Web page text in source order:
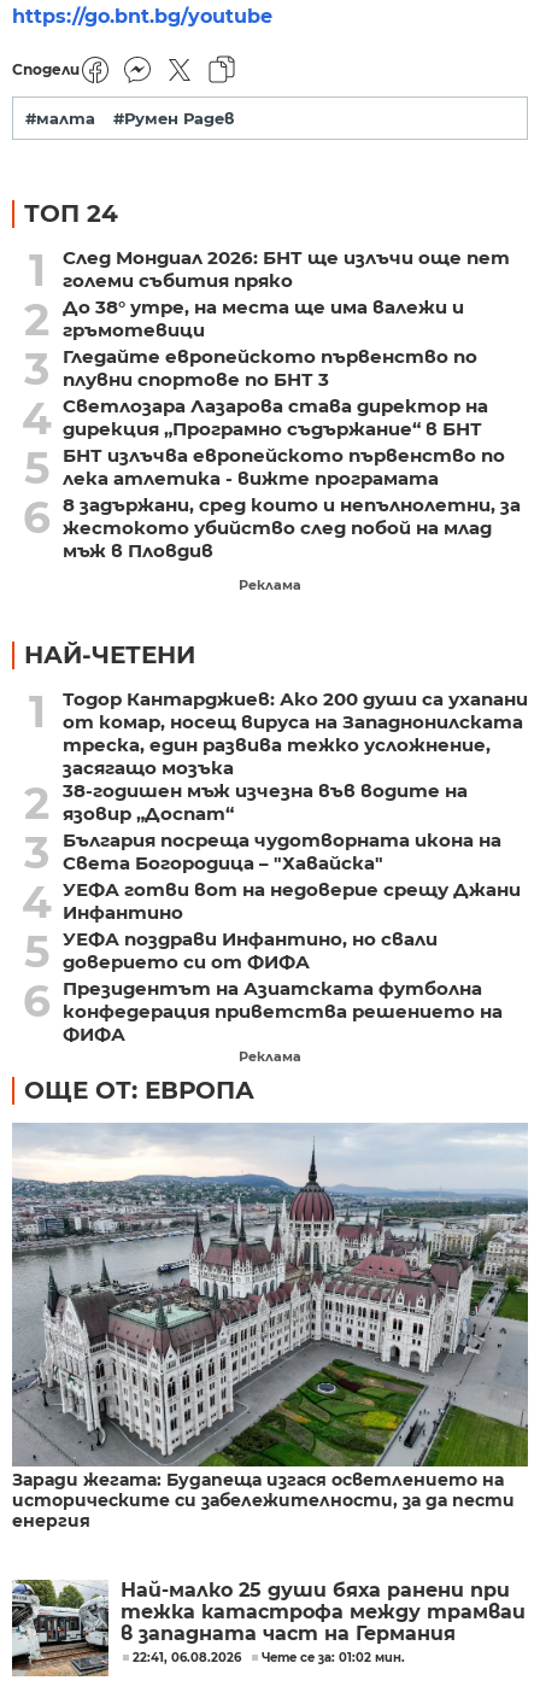
https://go.bnt.bg/youtube
Сподели
#малта #Румен Радев
ТОП 24
1
След Мондиал 2026: БНТ ще излъчи още пет
големи събития пряко
2
До 38° утре, на места ще има валежи и
гръмотевици
3
Гледайте европейското първенство по
плувни спортове по БНТ 3
4 Светлозара Лазарова става директор на
дирекция „Програмно съдържание“ в БНТ
5
БНТ излъчва европейското първенство по
лека атлетика - вижте програмата
6 8 задържани, сред които и непълнолетни, за
жестокото убийство след побой на млад
мъж в Пловдив
Реклама
НАЙ-ЧЕТЕНИ
1
Тодор Кантарджиев: Ако 200 души са ухапани
от комар, носещ вируса на Западнонилската
треска, един развива тежко усложнение,
засягащо мозъка
2
38-годишен мъж изчезна във водите на
язовир „Доспат“
3
България посреща чудотворната икона на
Света Богородица – "Хавайска"
4 УЕФА готви вот на недоверие срещу Джани
Инфантино
5 УЕФА поздрави Инфантино, но свали
доверието си от ФИФА
6
Президентът на Азиатската футболна
конфедерация приветства решението на
ФИФА
Реклама
ОЩЕ ОТ: ЕВРОПА
Заради жегата: Будапеща изгася осветлението на
историческите си забележителности, за да пести
енергия
Най-малко 25 души бяха ранени при
тежка катастрофа между трамваи
в западната част на Германия
22:41, 06.08.2026 Чете се за: 01:02 мин.